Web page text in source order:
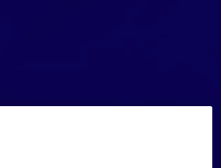
across Stämpfli's full library and
demand.